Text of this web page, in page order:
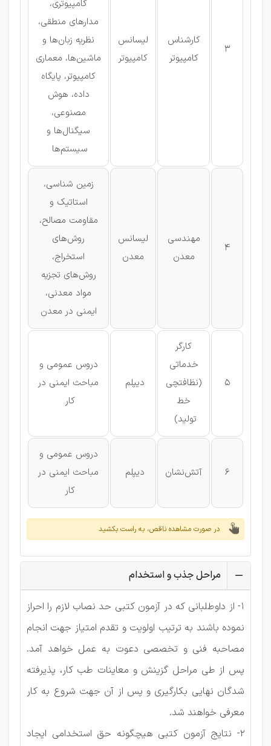
3
کارشناس
کامپیوتر
لیسانس
کامپیوتر
کامپیوتری،
مدارهای منطقی،
نظریه زبان‌ها و
ماشین‌ها، معماری
کامپیوتر، پایگاه
داده، هوش
مصنوعی،
سیگنال‌ها و
سیستم‌ها
4
مهندسی
معدن
لیسانس
معدن
زمین شناسی،
استاتیک و
مقاومت مصالح،
روش‌های
استخراج،
روش‌های تجزیه
مواد معدنی،
ایمنی در معدن
5
کارگر
خدماتی
(نظافتچی
خط
تولید)
دیپلم
دروس عمومی و
مباحث ایمنی در
کار
6 آتش‌نشان دیپلم
دروس عمومی و
مباحث ایمنی در
کار
در صورت مشاهده ناقص، به راست بکشید
مراحل جذب و استخدام
1- از داوطلبانی که در آزمون کتبی حد نصاب لازم را احراز
نموده باشند به ترتیب اولویت و تقدم امتیاز جهت انجام
مصاحبه فنی و تخصصی دعوت به عمل خواهد آمد.
پس از طی مراحل گزینش و معاینات طب کار، پذیرفته
شدگان نهایی بکارگیری و پس از آن جهت شروع به کار
معرفی خواهند شد.
2- نتایج آزمون کتبی هیچگونه حق استخدامی ایجاد